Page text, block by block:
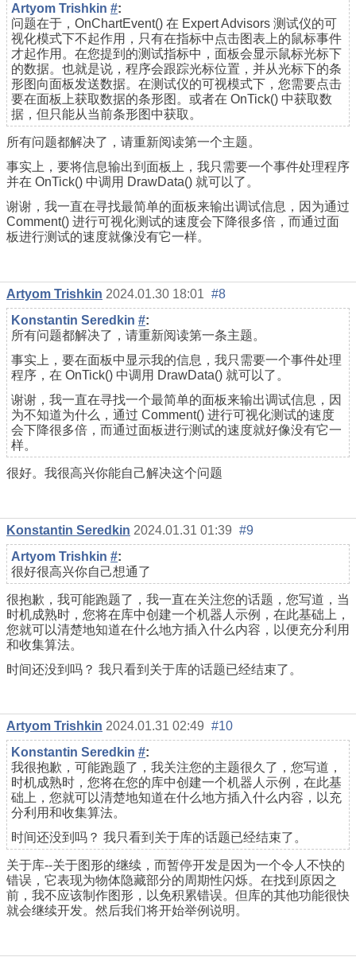
Artyom Trishkin #:
问题在于，OnChartEvent() 在 Expert Advisors 测试仪的可
视化模式下不起作用，只有在指标中点击图表上的鼠标事件
才起作用。在您提到的测试指标中，面板会显示鼠标光标下
的数据。也就是说，程序会跟踪光标位置，并从光标下的条
形图向面板发送数据。在测试仪的可视模式下，您需要点击
要在面板上获取数据的条形图。或者在 OnTick() 中获取数
据，但只能从当前条形图中获取。
所有问题都解决了，请重新阅读第一个主题。
事实上，要将信息输出到面板上，我只需要一个事件处理程序
并在 OnTick() 中调用 DrawData() 就可以了。
谢谢，我一直在寻找最简单的面板来输出调试信息，因为通过
Comment() 进行可视化测试的速度会下降很多倍，而通过面
板进行测试的速度就像没有它一样。
Artyom Trishkin 2024.01.30 18:01 #8
Konstantin Seredkin #:
所有问题都解决了，请重新阅读第一条主题。
事实上，要在面板中显示我的信息，我只需要一个事件处理
程序，在 OnTick() 中调用 DrawData() 就可以了。
谢谢，我一直在寻找一个最简单的面板来输出调试信息，因
为不知道为什么，通过 Comment() 进行可视化测试的速度
会下降很多倍，而通过面板进行测试的速度就好像没有它一
样。
很好。我很高兴你能自己解决这个问题
Konstantin Seredkin 2024.01.31 01:39 #9
Artyom Trishkin #:
很好很高兴你自己想通了
很抱歉，我可能跑题了，我一直在关注您的话题，您写道，当
时机成熟时，您将在库中创建一个机器人示例，在此基础上，
您就可以清楚地知道在什么地方插入什么内容，以便充分利用
和收集算法。
时间还没到吗？ 我只看到关于库的话题已经结束了。
Artyom Trishkin 2024.01.31 02:49 #10
Konstantin Seredkin #:
我很抱歉，可能跑题了，我关注您的主题很久了，您写道，
时机成熟时，您将在您的库中创建一个机器人示例，在此基
础上，您就可以清楚地知道在什么地方插入什么内容，以充
分利用和收集算法。
时间还没到吗？ 我只看到关于库的话题已经结束了。
关于库--关于图形的继续，而暂停开发是因为一个令人不快的
错误，它表现为物体隐藏部分的周期性闪烁。在找到原因之
前，我不应该制作图形，以免积累错误。但库的其他功能很快
就会继续开发。然后我们将开始举例说明。